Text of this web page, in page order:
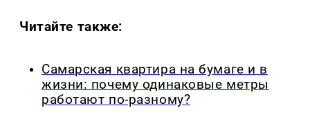
Читайте также:
Самарская квартира на бумаге и в
жизни: почему одинаковые метры
работают по-разному?